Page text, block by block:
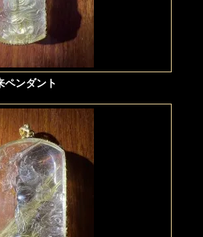
ペンダント